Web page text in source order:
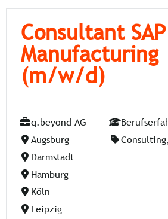
Consultant SAP
Manufacturing
(m/w/d)
q.beyond AG
Augsburg
Darmstadt
Hamburg
Köln
Leipzig